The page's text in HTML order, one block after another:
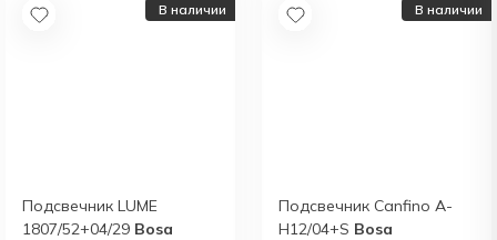
В наличии
Подсвечник LUME
1807/52+04/29 Bosa
В наличии
Подсвечник Canfino A-
H12/04+S Bosa